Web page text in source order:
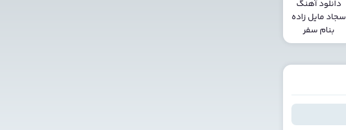
دانلود آهنگ
سجاد مایل زاده
بنام سفر